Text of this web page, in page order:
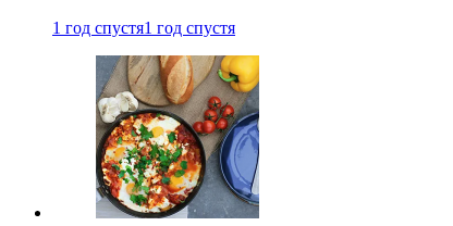
1 год спустя1 год спустя